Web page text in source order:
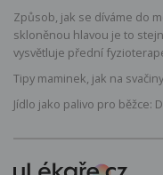
Způsob, jak se díváme do
skloněnou hlavou je to
vysvětluje přední
Tipy maminek, jak na
Jídlo jako palivo pro běžce: